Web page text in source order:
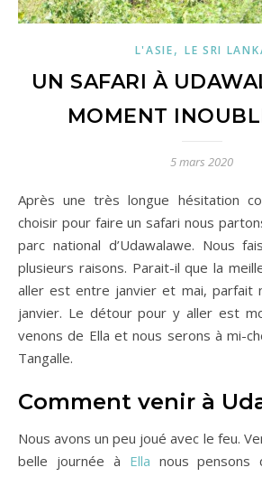
L'ASIE, LE SRI
UN SAFARI À
MOMENT
5 mars 2020
Après une très longue hésitation concernant le parc à
choisir pour faire un safari nous
parc national d’Udawalawe. Nous
plusieurs raisons. Parait-il que la
aller est entre janvier et mai, parfait
janvier. Le détour pour y aller est
venons de Ella et nous serons à mi-
Tangalle.
Comment venir à
Nous avons un peu joué avec le feu.
belle journée à Ella nous pensons